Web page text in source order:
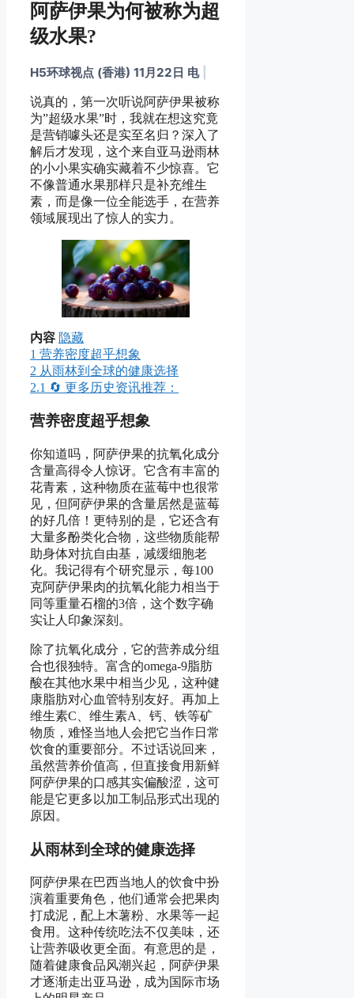
阿萨伊果为何被称为超
级水果?
H5环球视点 (香港) 11月22日 电
说真的，第一次听说阿萨伊果被称
为”超级水果”时，我就在想这究竟
是营销噱头还是实至名归？深入了
解后才发现，这个来自亚马逊雨林
的小小果实确实藏着不少惊喜。它
不像普通水果那样只是补充维生
素，而是像一位全能选手，在营养
领域展现出了惊人的实力。
内容 隐藏
1 营养密度超乎想象
2 从雨林到全球的健康选择
2.1 🔄 更多历史资讯推荐：
营养密度超乎想象
你知道吗，阿萨伊果的抗氧化成分
含量高得令人惊讶。它含有丰富的
花青素，这种物质在蓝莓中也很常
见，但阿萨伊果的含量居然是蓝莓
的好几倍！更特别的是，它还含有
大量多酚类化合物，这些物质能帮
助身体对抗自由基，减缓细胞老
化。我记得有个研究显示，每100
克阿萨伊果肉的抗氧化能力相当于
同等重量石榴的3倍，这个数字确
实让人印象深刻。
除了抗氧化成分，它的营养成分组
合也很独特。富含的omega-9脂肪
酸在其他水果中相当少见，这种健
康脂肪对心血管特别友好。再加上
维生素C、维生素A、钙、铁等矿
物质，难怪当地人会把它当作日常
饮食的重要部分。不过话说回来，
虽然营养价值高，但直接食用新鲜
阿萨伊果的口感其实偏酸涩，这可
能是它更多以加工制品形式出现的
原因。
从雨林到全球的健康选择
阿萨伊果在巴西当地人的饮食中扮
演着重要角色，他们通常会把果肉
打成泥，配上木薯粉、水果等一起
食用。这种传统吃法不仅美味，还
让营养吸收更全面。有意思的是，
随着健康食品风潮兴起，阿萨伊果
才逐渐走出亚马逊，成为国际市场